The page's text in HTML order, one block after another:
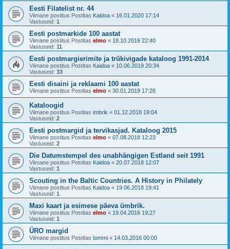
Eesti Filatelist nr. 44
Viimane postitus Postitas Kaidoa « 16.01.2020 17:14
Vastuseid: 1
Eesti postmarkide 100 aastat
Viimane postitus Postitas elmo « 18.10.2019 22:40
Vastuseid: 11
Eesti postmargierimite ja trükivigade kataloog 1991-2014
Viimane postitus Postitas Kaidoa « 10.06.2019 20:34
Vastuseid: 33
Eesti disaini ja reklaami 100 aastat
Viimane postitus Postitas elmo « 30.01.2019 17:26
Kataloogid
Viimane postitus Postitas imbrik « 01.12.2018 19:04
Vastuseid: 2
Eesti postmargid ja tervikasjad. Kataloog 2015
Viimane postitus Postitas elmo « 07.08.2018 12:23
Vastuseid: 2
Die Datumstempel des unabhängigen Estland seit 1991
Viimane postitus Postitas Kaidoa « 20.07.2018 12:07
Vastuseid: 1
Scouting in the Baltic Countries. A History in Philately
Viimane postitus Postitas Kaidoa « 19.06.2018 19:41
Vastuseid: 1
Maxi kaart ja esimese päeva ümbrik.
Viimane postitus Postitas elmo « 19.04.2016 19:27
Vastuseid: 1
ÜRO margid
Viimane postitus Postitas tommi « 14.03.2016 00:00